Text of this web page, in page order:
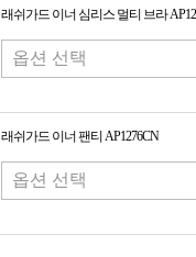
래쉬가드 이너 심리스 멀티 브라
래쉬가드 이너 팬티 AP1276CN